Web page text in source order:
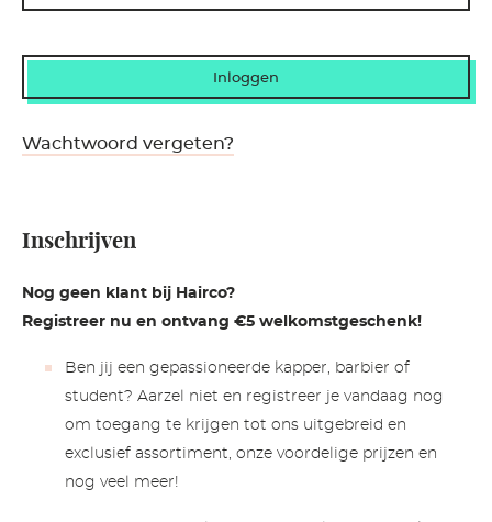
Wachtwoord vergeten?
Inschrijven
Nog geen klant bij Hairco?
Registreer nu en ontvang €5 welkomstgeschenk!
Ben jij een gepassioneerde kapper, barbier of
student? Aarzel niet en registreer je vandaag nog
om toegang te krijgen tot ons uitgebreid en
exclusief assortiment, onze voordelige prijzen en
nog veel meer!